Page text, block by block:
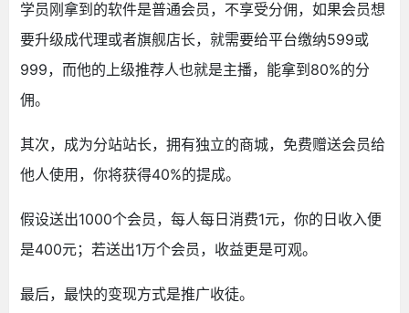
学员刚拿到的软件是普通会员，不享受分佣，如果会员想
要升级成代理或者旗舰店长，就需要给平台缴纳599或
999，而他的上级推荐人也就是主播，能拿到80%的分
佣。
其次，成为分站站长，拥有独立的商城，免费赠送会员给
他人使用，你将获得40%的提成。
假设送出1000个会员，每人每日消费1元，你的日收入便
是400元；若送出1万个会员，收益更是可观。
最后，最快的变现方式是推广收徒。